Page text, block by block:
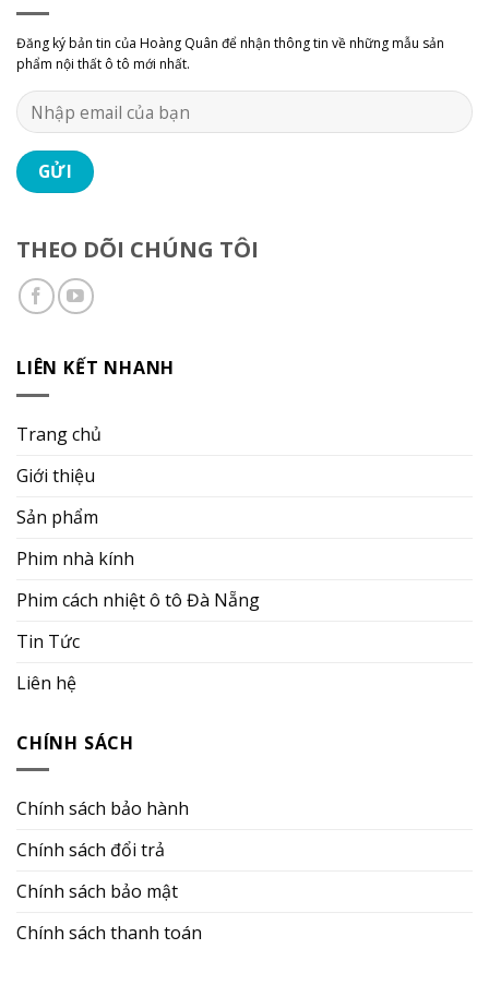
Đăng ký bản tin của Hoàng Quân để nhận thông tin về những mẫu sản
phẩm nội thất ô tô mới nhất.
THEO DÕI CHÚNG TÔI
LIÊN KẾT NHANH
Trang chủ
Giới thiệu
Sản phẩm
Phim nhà kính
Phim cách nhiệt ô tô Đà Nẵng
Tin Tức
Liên hệ
CHÍNH SÁCH
Chính sách bảo hành
Chính sách đổi trả
Chính sách bảo mật
Chính sách thanh toán